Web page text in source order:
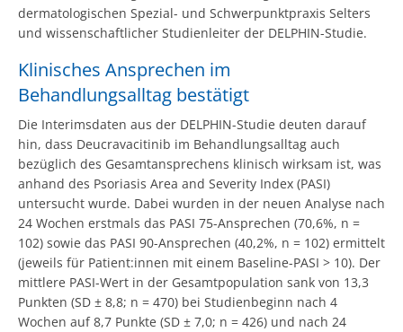
dermatologischen Spezial- und Schwerpunktpraxis Selters
und wissenschaftlicher Studienleiter der DELPHIN-Studie.
Klinisches Ansprechen im
Behandlungsalltag bestätigt
Die Interimsdaten aus der DELPHIN-Studie deuten darauf
hin, dass Deucravacitinib im Behandlungsalltag auch
bezüglich des Gesamtansprechens klinisch wirksam ist, was
anhand des Psoriasis Area and Severity Index (PASI)
untersucht wurde. Dabei wurden in der neuen Analyse nach
24 Wochen erstmals das PASI 75-Ansprechen (70,6%, n =
102) sowie das PASI 90-Ansprechen (40,2%, n = 102) ermittelt
(jeweils für Patient:innen mit einem Baseline-PASI > 10). Der
mittlere PASI-Wert in der Gesamtpopulation sank von 13,3
Punkten (SD ± 8,8; n = 470) bei Studienbeginn nach 4
Wochen auf 8,7 Punkte (SD ± 7,0; n = 426) und nach 24